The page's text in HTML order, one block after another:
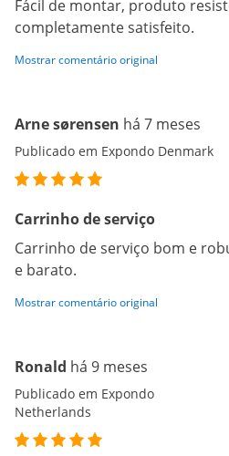
Fácil de montar, produto
completamente satisfeito.
Mostrar comentário original
Arne sørensen há 7 meses
Publicado em Expondo Denmark
Carrinho de serviço
Carrinho de serviço bom e
e barato.
Mostrar comentário original
Ronald há 9 meses
Publicado em Expondo
Netherlands